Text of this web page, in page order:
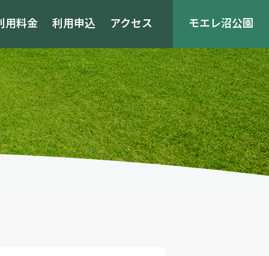
用料金 利用申込 アクセス モエレ沼公園